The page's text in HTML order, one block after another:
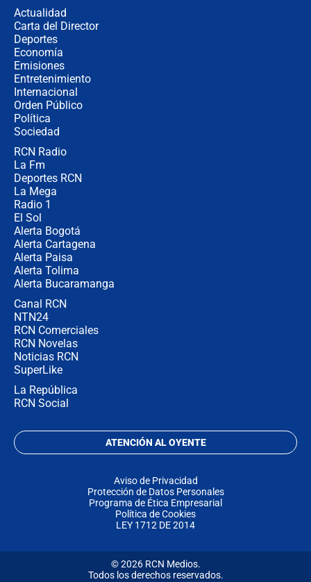
Actualidad
Carta del Director
Deportes
Economía
Emisiones
Entretenimiento
Internacional
Orden Público
Política
Sociedad
RCN Radio
La Fm
Deportes RCN
La Mega
Radio 1
El Sol
Alerta Bogotá
Alerta Cartagena
Alerta Paisa
Alerta Tolima
Alerta Bucaramanga
Canal RCN
NTN24
RCN Comerciales
RCN Novelas
Noticias RCN
SuperLike
La República
RCN Social
ATENCIÓN AL OYENTE
Aviso de Privacidad
Protección de Datos Personales
Programa de Ética Empresarial
Política de Cookies
LEY 1712 DE 2014
© 2026 RCN Medios.
Todos los derechos reservados.